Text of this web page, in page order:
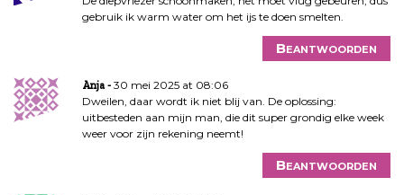
gebruik ik warm water om het ijs te doen smelten.
Beantwoorden
Anja
30 mei 2025 at 08:06
Dweilen, daar wordt ik niet blij van. De oplossing:
uitbesteden aan mijn man, die dit super grondig elke week
weer voor zijn rekening neemt!
Beantwoorden